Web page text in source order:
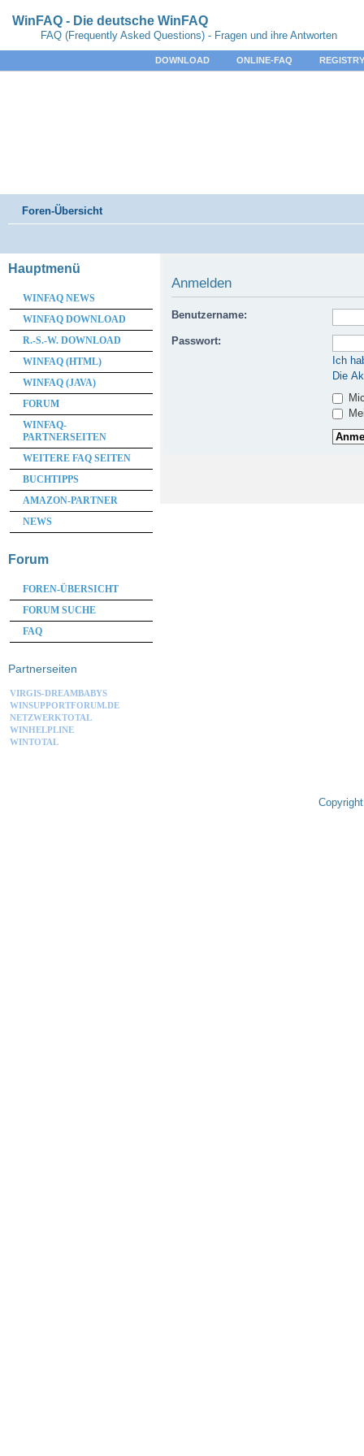
WinFAQ - Die deutsche WinFAQ
FAQ (Frequently Asked Questions) - Fragen und ihre Antworten
DOWNLOAD ONLINE-FAQ
Foren-Übersicht
Anmelden
Benutzername:
Passwort:
Ich
Die
Hauptmenü
WINFAQ NEWS
WINFAQ DOWNLOAD
R.-S.-W. DOWNLOAD
WINFAQ (HTML)
WINFAQ (JAVA)
FORUM
WINFAQ-
PARTNERSEITEN
WEITERE FAQ SEITEN
BUCHTIPPS
AMAZON-PARTNER
NEWS
Forum
FOREN-ÜBERSICHT
FORUM SUCHE
FAQ
Partnerseiten
VIRGIS-DREAMBABYS
WINSUPPORTFORUM.DE
NETZWERKTOTAL
WINHELPLINE
WINTOTAL